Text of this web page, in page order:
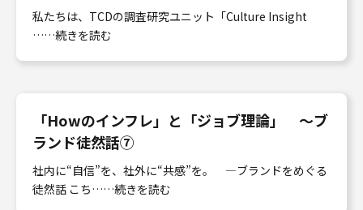
私たちは、TCDの調査研究ユニット「Culture Insight
……続きを読む
「Howのインフレ」と「ジョブ理論」 〜ブ
ランド徒然話⑦
社内に“自信”を、社外に“共感”を。 ―ブランドをめぐる
徒然話 こち……続きを読む